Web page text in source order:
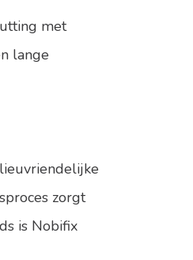
met
lange
zorgt
is Nobifix